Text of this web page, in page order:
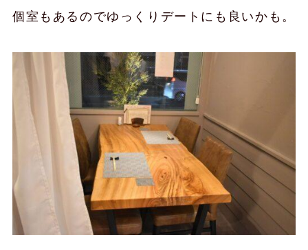
個室もあるのでゆっくりデートにも良いかも。